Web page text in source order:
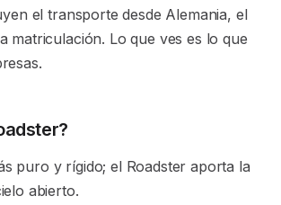
el transporte desde Alemania, el
matriculación. Lo que ves es lo que
puro y rígido; el Roadster aporta la
abierto.